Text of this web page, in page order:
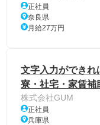
正社員
奈良県
月給27万円
文字入力ができれ
寮・社宅・家賃補
株式会社GUM
正社員
兵庫県